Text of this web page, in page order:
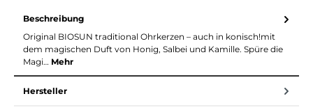
Beschreibung
Original BIOSUN traditional Ohrkerzen – auch in konisch!mit
dem magischen Duft von Honig, Salbei und Kamille. Spüre die
Magi… Mehr
Hersteller